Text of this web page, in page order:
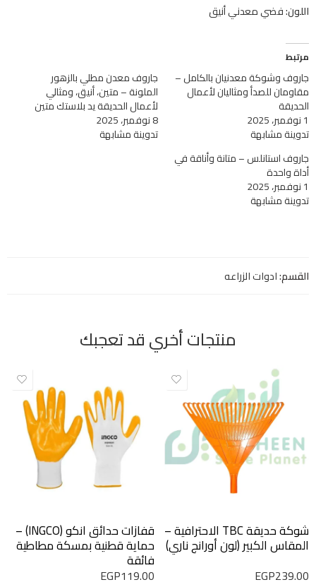
اللون:فضي معدني أنيق
مرتبط
جاروف وشوكة معدنيان بالكامل –
مقاومان للصدأ ومثاليان لأعمال
الحديقة
1 نوفمبر، 2025
تدوينة مشابهة
جاروف معدن مطلي بالزهور
الملونة – متين، أنيق، ومثالي
لأعمال الحديقة يد بلاستك متين
8 نوفمبر، 2025
تدوينة مشابهة
جاروف استانلس – متانة وأناقة في
أداة واحدة
1 نوفمبر، 2025
تدوينة مشابهة
القسم:ادوات الزراعه
منتجات أخري قد تعجبك
شوكة حديقة TBC الاحترافية –
المقاس الكبير (لون أورانج ناري)
EGP239.00
قفازات حدائق انكو (INGCO) –
حماية قطنية بمسكة مطاطية
فائقة
EGP119.00